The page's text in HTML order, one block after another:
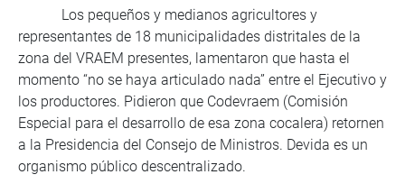
Los pequeños y medianos agricultores y
representantes de 18 municipalidades distritales de la
zona del VRAEM presentes, lamentaron que hasta el
momento “no se haya articulado nada” entre el Ejecutivo y
los productores. Pidieron que Codevraem (Comisión
Especial para el desarrollo de esa zona cocalera) retornen
a la Presidencia del Consejo de Ministros. Devida es un
organismo público descentralizado.